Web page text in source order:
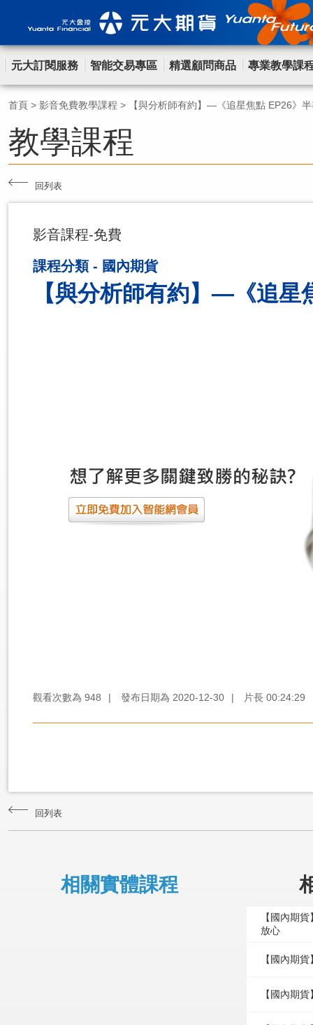
元大訂閱服務 智能交易專區 精選顧問商品 專業教學課
首頁 > 影音免費教學課程 > 【與分析師有約】—《追星焦點 EP26》
教學課程
回列表
影音課程-免費
課程分類 - 國內期貨
【與分析師有約】—《追
觀看次數為 948 | 發布日期為 2020-12-30 | 片長 00:24:29
回列表
相關實體課程
【國內期
放心
【國內期
【國內期